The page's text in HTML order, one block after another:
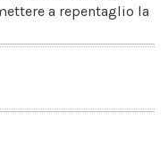
a repentaglio la